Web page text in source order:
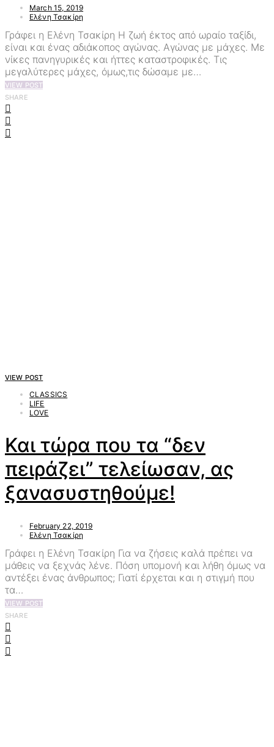
March 15, 2019
Ελένη Τσακίρη
Γράφει η Ελένη Τσακίρη Η ζωή έκτος από ωραίο ταξίδι,
είναι και ένας αδιάκοπος αγώνας. Αγώνας με μάχες. Με
νίκες πανηγυρικές και ήττες καταστροφικές. Τις
μεγαλύτερες μάχες, όμως,τις δώσαμε με…
VIEW POST
SHARE
VIEW POST
CLASSICS
LIFE
LOVE
Και τώρα που τα “δεν
πειράζει” τελείωσαν, ας
ξανασυστηθούμε!
February 22, 2019
Ελένη Τσακίρη
Γράφει η Ελένη Τσακίρη Για να ζήσεις καλά πρέπει να
μάθεις να ξεχνάς λένε. Πόση υπομονή και λήθη όμως να
αντέξει ένας άνθρωπος; Γιατί έρχεται και η στιγμή που
τα…
VIEW POST
SHARE